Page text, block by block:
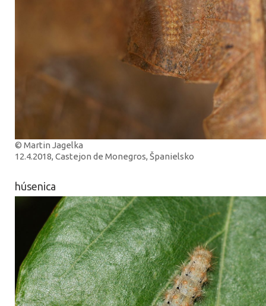
© Martin Jagelka
12.4.2018, Castejon de Monegros, Španielsko
húsenica